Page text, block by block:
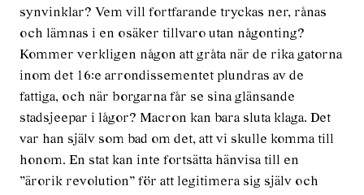
synvinklar? Vem vill fortfarande tryckas ner, rånas
och lämnas i en osäker tillvaro utan någonting?
Kommer verkligen någon att gråta när de rika gatorna
inom det 16:e arrondissementet plundras av de
fattiga, och när borgarna får se sina glänsande
stadsjeepar i lågor? Macron kan bara sluta klaga. Det
var han själv som bad om det, att vi skulle komma till
honom. En stat kan inte fortsätta hänvisa till en
”ärorik revolution” för att legitimera sig själv och